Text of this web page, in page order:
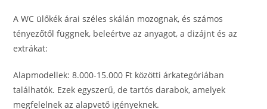
A WC ülőkék árai széles skálán mozognak, és számos
tényezőtől függnek, beleértve az anyagot, a dizájnt és az
extrákat:
Alapmodellek: 8.000-15.000 Ft közötti árkategóriában
találhatók. Ezek egyszerű, de tartós darabok, amelyek
megfelelnek az alapvető igényeknek.